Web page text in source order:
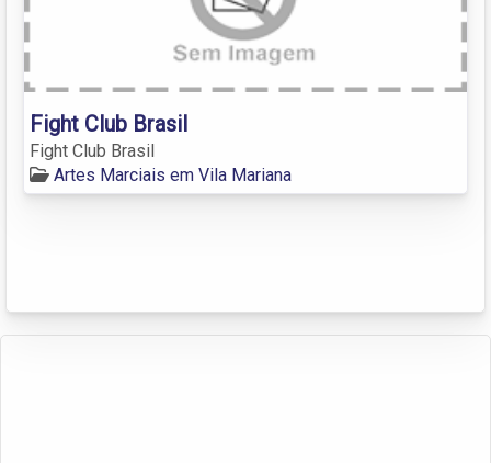
Fight Club Brasil
Fight Club Brasil
Artes Marciais em Vila Mariana